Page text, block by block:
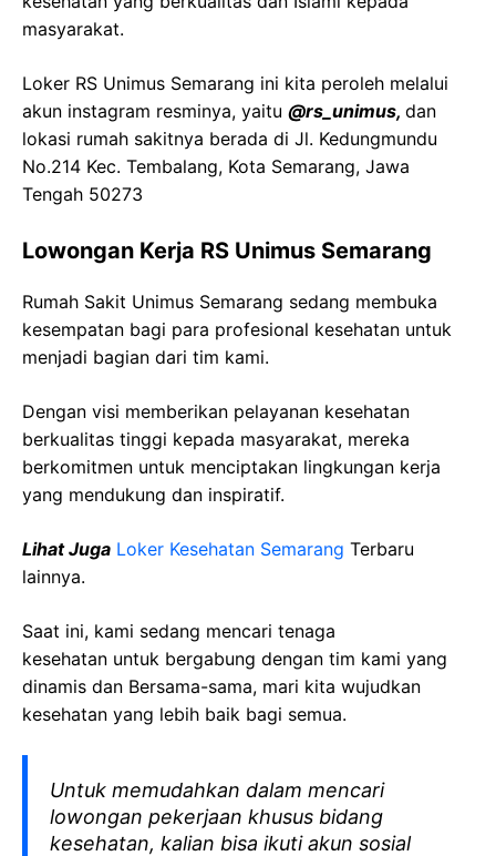
masyarakat.
Loker RS Unimus Semarang ini kita peroleh melalui
akun instagram resminya, yaitu @rs_unimus, dan
lokasi rumah sakitnya berada di Jl. Kedungmundu
No.214 Kec. Tembalang, Kota Semarang, Jawa
Tengah 50273
Lowongan Kerja RS Unimus Semarang
Rumah Sakit Unimus Semarang sedang membuka
kesempatan bagi para profesional kesehatan untuk
menjadi bagian dari tim kami.
Dengan visi memberikan pelayanan kesehatan
berkualitas tinggi kepada masyarakat, mereka
berkomitmen untuk menciptakan lingkungan kerja
yang mendukung dan inspiratif.
Lihat Juga Loker Kesehatan Semarang Terbaru
lainnya.
Saat ini, kami sedang mencari tenaga
kesehatan untuk bergabung dengan tim kami yang
dinamis dan Bersama-sama, mari kita wujudkan
kesehatan yang lebih baik bagi semua.
Untuk memudahkan dalam mencari
lowongan pekerjaan khusus bidang
kesehatan, kalian bisa ikuti akun sosial